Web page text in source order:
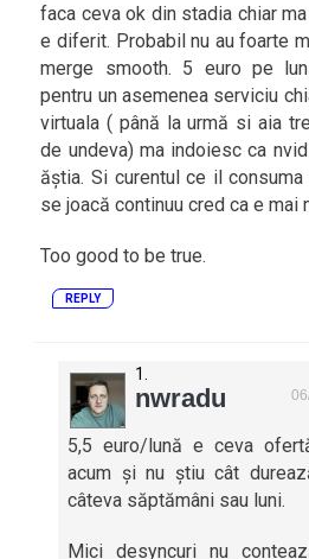
faca ceva ok din stadia chiar
e diferit. Probabil nu au foarte
merge smooth. 5 euro pe
pentru un asemenea serviciu
virtuala ( până la urmă si aia
de undeva) ma indoiesc ca
ăștia. Si curentul ce il
se joacă continuu cred ca e mai
Too good to be true.
REPLY
nwradu
5,5 euro/lună e ceva
acum și nu știu cât
câteva săptămâni sau luni.
Mici desyncuri nu